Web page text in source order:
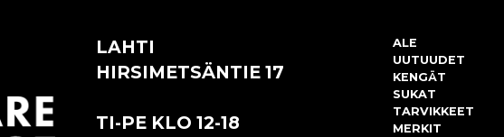
LAHTI
HIRSIMETSÄNTIE 17
TI-PE KLO 12-18
ALE
UUTUUDET
KENGÄT
SUKAT
TARVIKKEET
MERKIT